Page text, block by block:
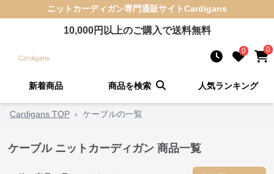
ニットカーディガン専門通販サイトCardigans
10,000円以上のご購入で送料無料
0 0
新着商品 商品を検索 人気ランキング
Cardigans TOP › ケーブルの一覧
ケーブル ニットカーディガン 商品一覧